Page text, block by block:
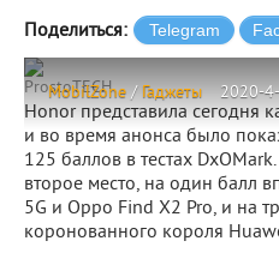
Поделиться:
MobilZone / Гаджеты 2020-
ProstoTECH
Honor представила сегодня
и во время анонса было
125 баллов в тестах
второе место, на один балл
5G и Oppo Find X2 Pro, и на
коронованного короля